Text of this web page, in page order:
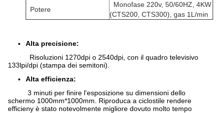
Potere
Monofase 220v, 50/60HZ, 4KW
(CTS200, CTS300), gas 1L/min
Alta precisione:
Risoluzioni 1270dpi o 2540dpi, con il quadro televisivo
133lpi/dpi (stampa dei semitoni).
Alta efficienza:
3 minuti per finire l'esposizione su dimensioni dello
schermo 1000mm*1000mm. Riproduca a ciclostile rendere
efficieny è stato notevolmente migliore dovuto molto tempo